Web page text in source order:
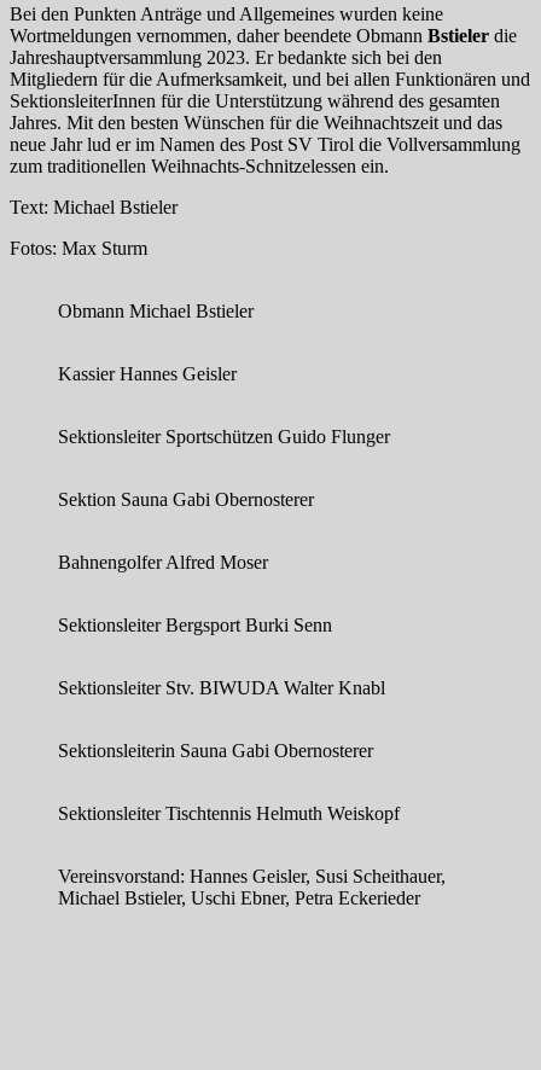
Bei den Punkten Anträge und Allgemeines wurden keine
Wortmeldungen vernommen, daher beendete Obmann Bstieler die
Jahreshauptversammlung 2023. Er bedankte sich bei den
Mitgliedern für die Aufmerksamkeit, und bei allen Funktionären und
SektionsleiterInnen für die Unterstützung während des gesamten
Jahres. Mit den besten Wünschen für die Weihnachtszeit und das
neue Jahr lud er im Namen des Post SV Tirol die Vollversammlung
zum traditionellen Weihnachts-Schnitzelessen ein.
Text: Michael Bstieler
Fotos: Max Sturm
Obmann Michael Bstieler
Kassier Hannes Geisler
Sektionsleiter Sportschützen Guido Flunger
Sektion Sauna Gabi Obernosterer
Bahnengolfer Alfred Moser
Sektionsleiter Bergsport Burki Senn
Sektionsleiter Stv. BIWUDA Walter Knabl
Sektionsleiterin Sauna Gabi Obernosterer
Sektionsleiter Tischtennis Helmuth Weiskopf
Vereinsvorstand: Hannes Geisler, Susi Scheithauer,
Michael Bstieler, Uschi Ebner, Petra Eckerieder